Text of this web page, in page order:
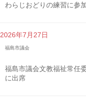
わらじおどりの練習に参
2026年7月27日
福島市議会
福島市議会文教福祉常任
に出席